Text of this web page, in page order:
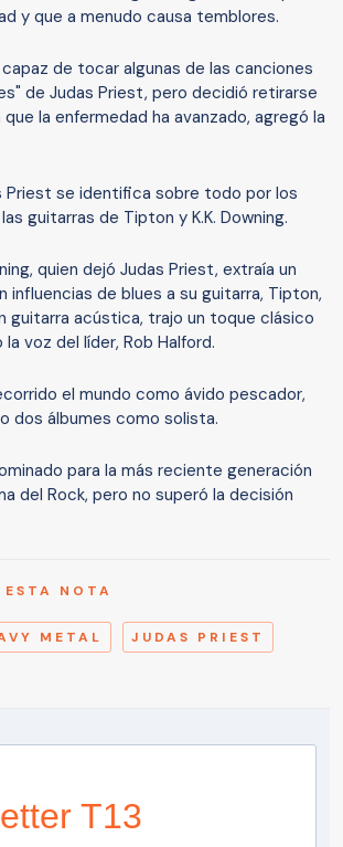
y que a menudo causa temblores.
de tocar algunas de las canciones
de Judas Priest, pero decidió retirarse
la enfermedad ha avanzado, agregó la
Priest se identifica sobre todo por los
guitarras de Tipton y K.K. Downing.
quien dejó Judas Priest, extraía un
influencias de blues a su guitarra, Tipton,
guitarra acústica, trajo un toque clásico
voz del líder, Rob Halford.
el mundo como ávido pescador,
dos álbumes como solista.
para la más reciente generación
del Rock, pero no superó la decisión
NOTA
METAL JUDAS PRIEST
T13